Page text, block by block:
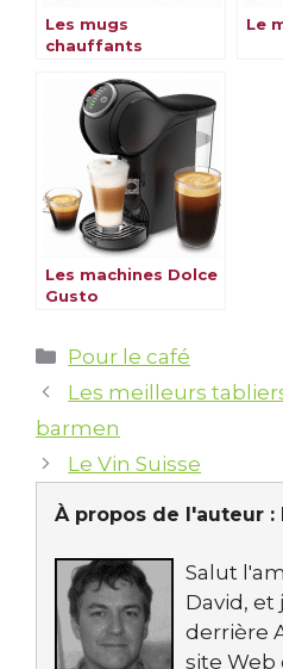
Les mugs
chauffants
Le
Les machines Dolce
Gusto
Catégories
Pour le café
Les meilleurs
barmen
Le Vin Suisse
À propos de l'auteur :
Salut
David, et
derrière
site Web